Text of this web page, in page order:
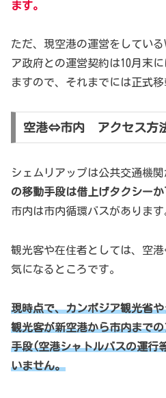
ます。
ただ、現空港の運営をしてい
ア政府との運営契約は10月末
ますので、それまでには正式移
空港⇔市内 アクセス方
シェムリアップは公共交通機関
の移動手段は借上げタクシーか
市内は市内循環バスがあります
観光客や在住者としては、空
気になるところです。
現時点で、カンボジア観光省
観光客が新空港から市内まで
手段(空港シャトルバスの運行
いません。